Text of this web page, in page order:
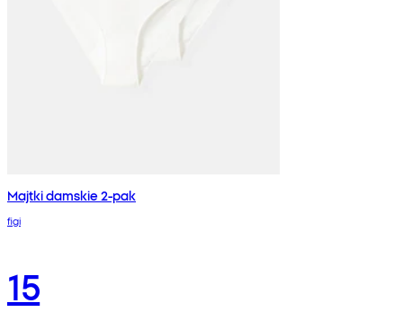
Majtki damskie 2-pak
figi
15